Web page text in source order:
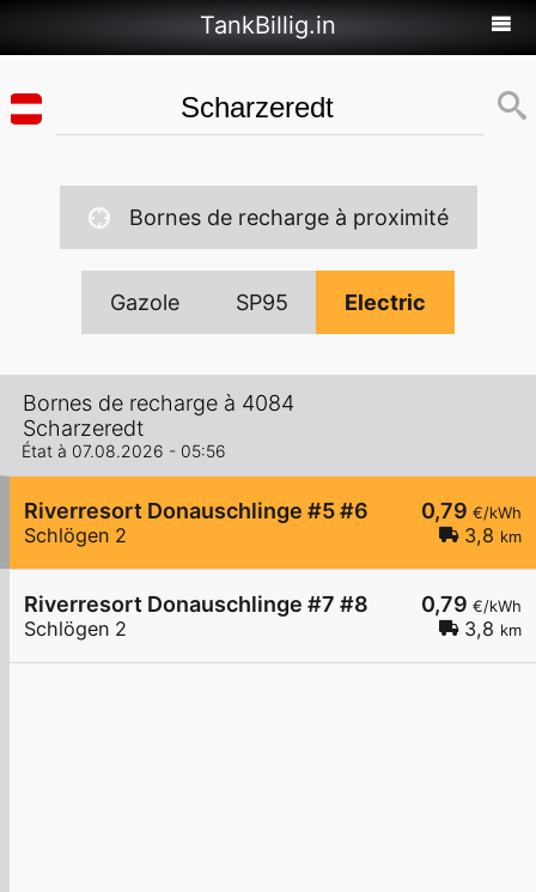
TankBillig.in
Bornes de recharge à proximité
Gazole SP95 Electric
Bornes de recharge à 4084
Scharzeredt
État à 07.08.2026 - 05:56
0,79 €/kWh
3,8 km
Riverresort Donauschlinge #5 #6
Schlögen 2
0,79 €/kWh
3,8 km
Riverresort Donauschlinge #7 #8
Schlögen 2